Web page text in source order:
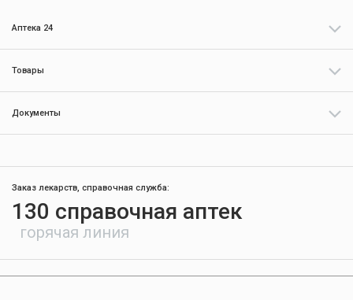
Аптека 24
Товары
Документы
Заказ лекарств, справочная служба:
130 справочная аптек
горячая линия